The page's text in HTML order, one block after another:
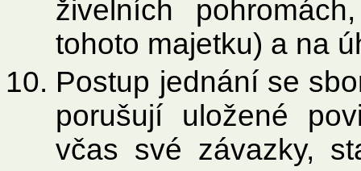
živelních
tohoto majetku) a na
Postup jednání se
porušují uložené
včas své závazky,